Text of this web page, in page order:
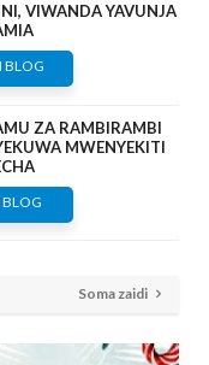
VIWANDA YAVUNJA
BLOG
ZA RAMBIRAMBI
MWENYEKITI
Soma zaidi